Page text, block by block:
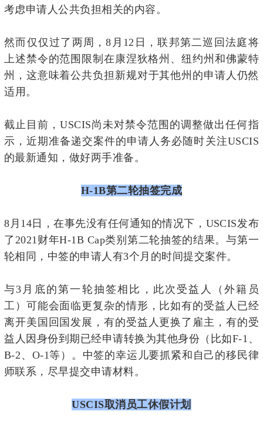
考虑申请人公共负担相关的内容。
然而仅仅过了两周，8月12日，联邦第二巡回法庭将
上述禁令的范围限制在 康涅狄格州、纽约州 和佛蒙特
州，这意味着公共负担新规对于其他州的申请人仍然
适用。
截止目前，USCIS尚未对禁令范围的调整做出任何指
示，近期准备递交案件的申请人务必随时关注USCIS
的最新通知，做好两手准备。
H-1B第二轮抽签完成
8月14日，在事先没有任何通知的情况下，USCIS发布
了2021财年H-1B Cap类别第二轮抽签的结果。与第一
轮相同，中签的申请人有3个月的时间提交案件。
与3月底的第一轮抽签相比，此次受益人（外籍员
工）可能会面临更复杂的情形，比如有的受益人已经
离开美国回国发展，有的受益人更换了雇主，有的受
益人因身份到期已经申请转换为其他身份（比如F-1、
B-2、O-1等）。中签的幸运儿要抓紧和自己的移民律
师联系，尽早提交申请材料。
USCIS取消员工休假计划